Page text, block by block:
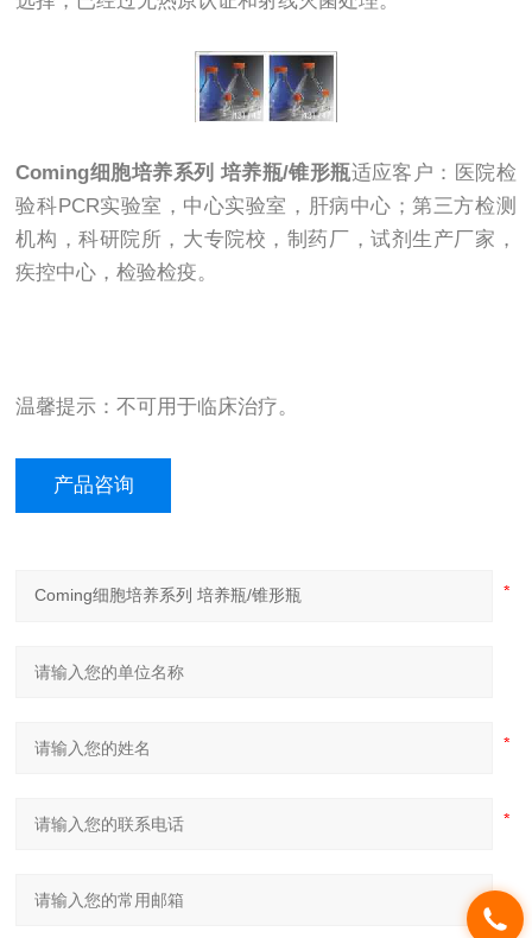
Coming细胞培养系列 培养瓶/锥形瓶适应客户：医院检
验科PCR实验室，中心实验室，肝病中心；第三方检测
机构，科研院所，大专院校，制药厂，试剂生产厂家，
疾控中心，检验检疫。
温馨提示：不可用于临床治疗。
产品咨询